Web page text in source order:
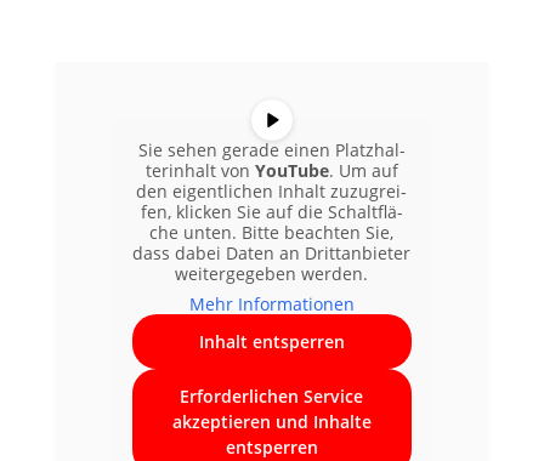
Sie sehen gera­de einen Platz­hal­
ter­in­halt von You­Tube. Um auf
den eigent­li­chen Inhalt zuzu­grei­
fen, kli­cken Sie auf die Schalt­flä­
che unten. Bit­te beach­ten Sie,
dass dabei Daten an Dritt­an­bie­ter
wei­ter­ge­ge­ben werden.
Mehr Infor­ma­tio­nen
Inhalt ent­sper­ren
Erfor­der­li­chen Ser­vice
akzep­tie­ren und Inhal­te
ent­sper­ren